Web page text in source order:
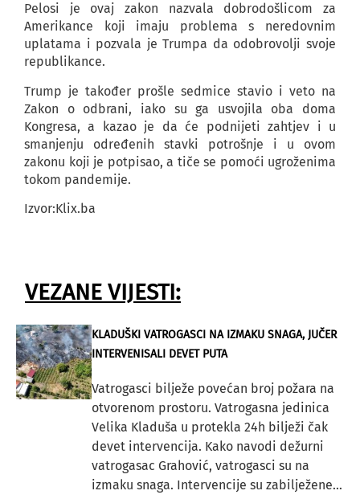
Pelosi je ovaj zakon nazvala dobrodošlicom za
Amerikance koji imaju problema s neredovnim
uplatama i pozvala je Trumpa da odobrovolji svoje
republikance.
Trump je također prošle sedmice stavio i veto na
Zakon o odbrani, iako su ga usvojila oba doma
Kongresa, a kazao je da će podnijeti zahtjev i u
smanjenju određenih stavki potrošnje i u ovom
zakonu koji je potpisao, a tiče se pomoći ugroženima
tokom pandemije.
Izvor:Klix.ba
VEZANE VIJESTI:
KLADUŠKI VATROGASCI NA IZMAKU SNAGA, JUČER
INTERVENISALI DEVET PUTA
Vatrogasci bilježe povećan broj požara na
otvorenom prostoru. Vatrogasna jedinica
Velika Kladuša u protekla 24h bilježi čak
devet intervencija. Kako navodi dežurni
vatrogasac Grahović, vatrogasci su na
izmaku snaga. Intervencije su zabilježene...